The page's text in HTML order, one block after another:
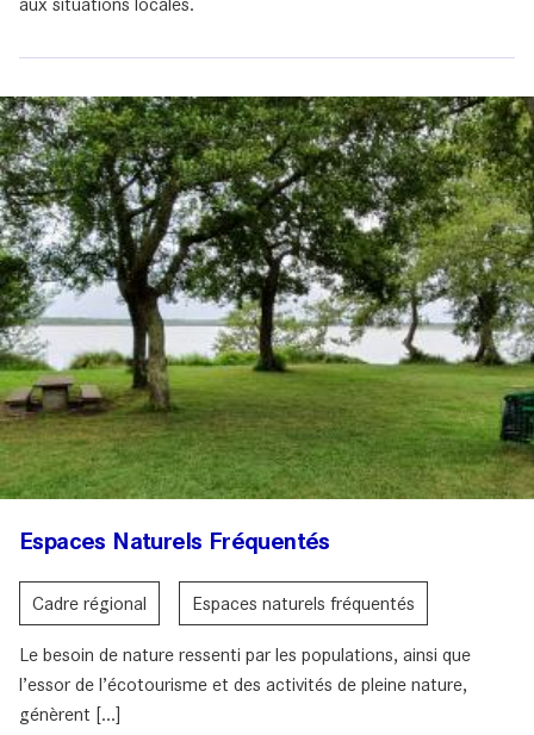
aux situations locales.
Espaces Naturels Fréquentés
Cadre régional Espaces naturels fréquentés
Le besoin de nature ressenti par les populations, ainsi que
l’essor de l’écotourisme et des activités de pleine nature,
génèrent [...]